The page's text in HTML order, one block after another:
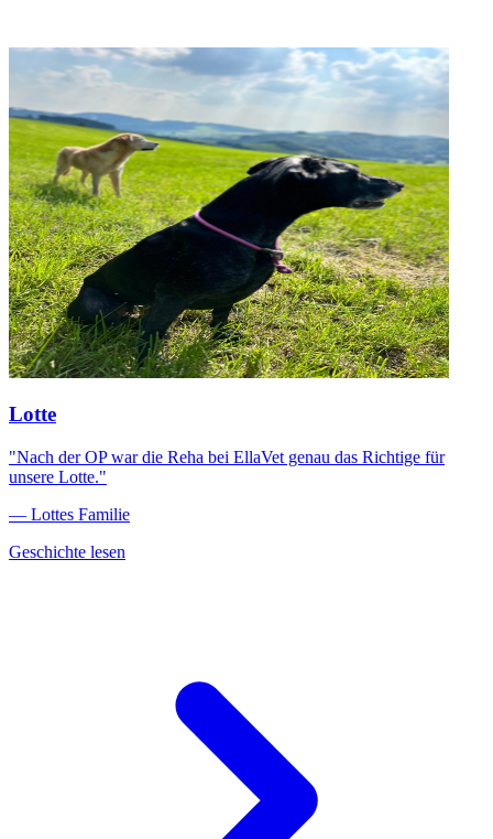
Lotte
"Nach der OP war die Reha bei EllaVet genau das Richtige für
unsere Lotte."
— Lottes Familie
Geschichte lesen